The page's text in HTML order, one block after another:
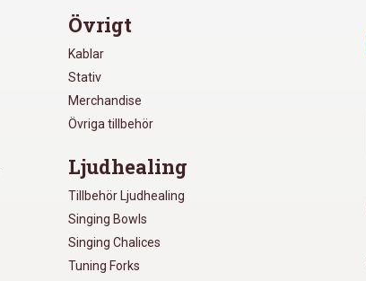
Övrigt
Kablar
Stativ
Merchandise
Övriga tillbehör
Ljudhealing
Tillbehör Ljudhealing
Singing Bowls
Singing Chalices
Tuning Forks